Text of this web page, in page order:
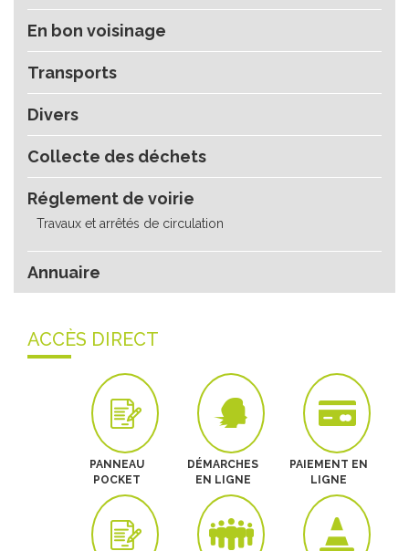
En bon voisinage
Transports
Divers
Collecte des déchets
Réglement de voirie
Travaux et arrêtés de circulation
Annuaire
ACCÈS DIRECT
PANNEAU
POCKET
DÉMARCHES
EN LIGNE
PAIEMENT EN
LIGNE